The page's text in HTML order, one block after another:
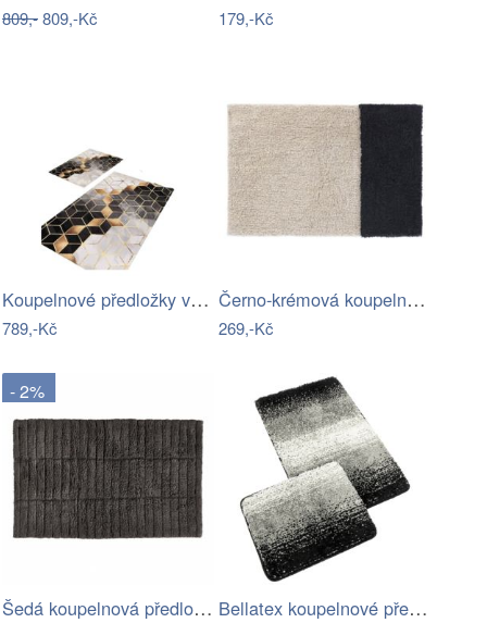
809,-809,-Kč 179,-Kč
Koupelnové předložky v sadě 2 ks Optic1…
789,-Kč
Černo-krémová koupelnová předložka…
269,-Kč
- 2%
Šedá koupelnová předložka 80x50 cm… Bellatex koupelnové předložky…